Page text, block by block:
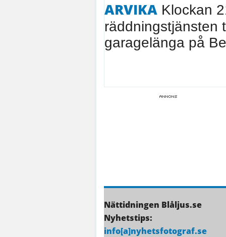
ARVIKA Klockan
räddningstjänsten
garagelänga på
Nättidningen Blåljus.se
Nyhetstips:
info[a]nyhetsfotograf.se